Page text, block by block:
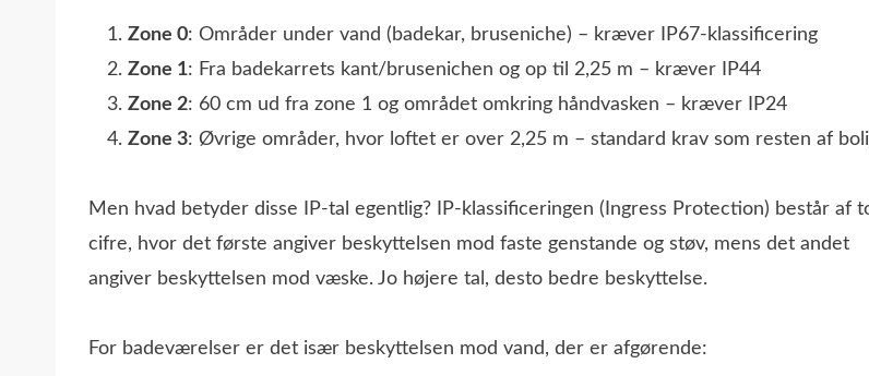
Zone 0: Områder under vand (badekar, bruseniche) – kræver IP67-klassificering
Zone 1: Fra badekarrets kant/brusenichen og op til 2,25 m – kræver IP44
Zone 2: 60 cm ud fra zone 1 og området omkring håndvasken – kræver IP24
Zone 3: Øvrige områder, hvor loftet er over 2,25 m – standard krav som resten af
Men hvad betyder disse IP-tal egentlig? IP-klassificeringen (Ingress Protection) består af
cifre, hvor det første angiver beskyttelsen mod faste genstande og støv, mens det andet
angiver beskyttelsen mod væske. Jo højere tal, desto bedre beskyttelse.
For badeværelser er det især beskyttelsen mod vand, der er afgørende: